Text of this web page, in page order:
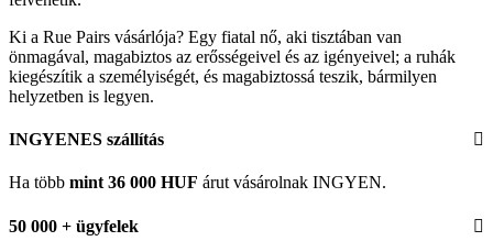
Ki a Rue Pairs vásárlója? Egy fiatal nő, aki tisztában van
önmagával, magabiztos az erősségeivel és az igényeivel; a ruhák
kiegészítik a személyiségét, és magabiztossá teszik, bármilyen
helyzetben is legyen.
INGYENES szállítás
Ha több mint 36 000 HUF árut vásárolnak INGYEN.
50 000 + ügyfelek